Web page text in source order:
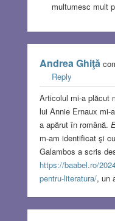
multumesc mult
Andrea Ghiţă
Reply
Articolul mi-a plăcut
lui Annie Ernaux mi-
a apărut în română.
m-am identificat şi
Galambos a scris
https://baabel.ro/
pentru-literatura/, un